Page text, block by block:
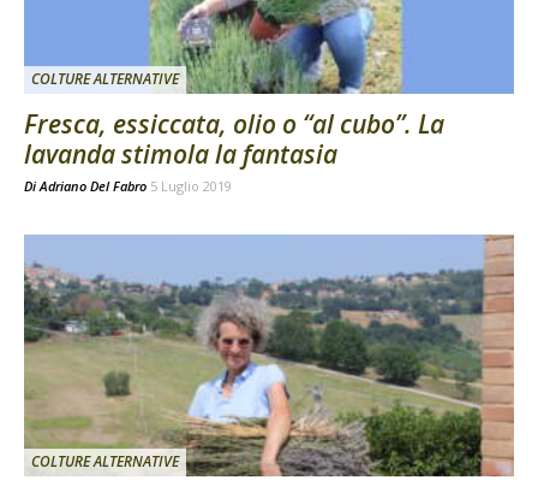
COLTURE ALTERNATIVE
Fresca, essiccata, olio o “al cubo”. La
lavanda stimola la fantasia
Di Adriano Del Fabro 5 Luglio 2019
COLTURE ALTERNATIVE